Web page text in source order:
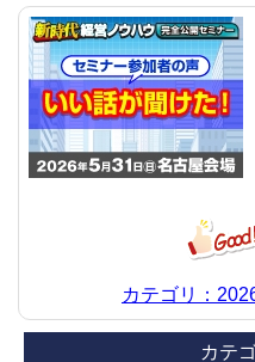
カテゴリ：
カテ